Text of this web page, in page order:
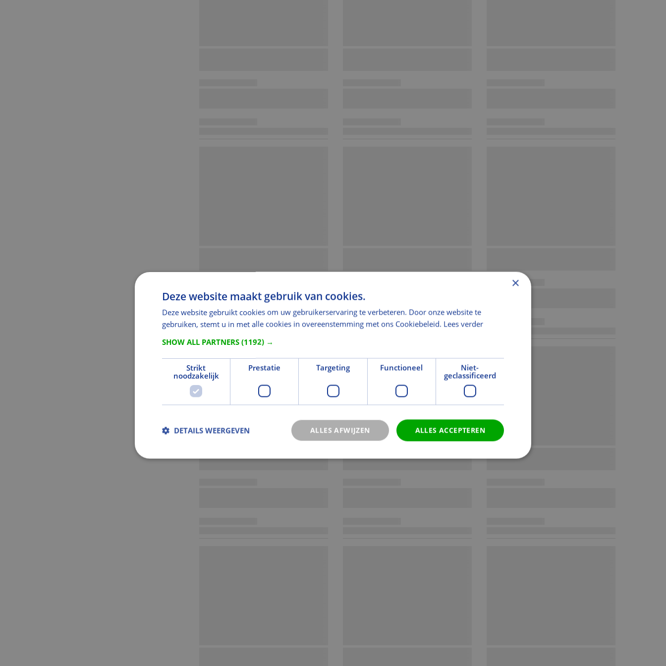
×
Deze website maakt gebruik van cookies.
Deze website gebruikt cookies om uw gebruikerservaring te verbeteren. Door onze website te
gebruiken, stemt u in met alle cookies in overeenstemming met ons Cookiebeleid. Lees verder
SHOW ALL PARTNERS (1192) →
Strikt
noodzakelijk
Prestatie Targeting Functioneel
Niet-
geclassificeerd
ALLES ACCEPTEREN
ALLES AFWIJZEN
DETAILS WEERGEVEN